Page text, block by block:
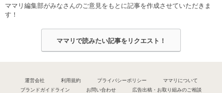
ママリ編集部がみなさんのご意見をもとに記事を作成させていただきま
す！
ママリで読みたい記事をリクエスト！
運営会社 利用規約 プライバシーポリシー
ママリについて
ブランドガイドライン
お問い合わせ 広告出稿・お取り組みのご相談